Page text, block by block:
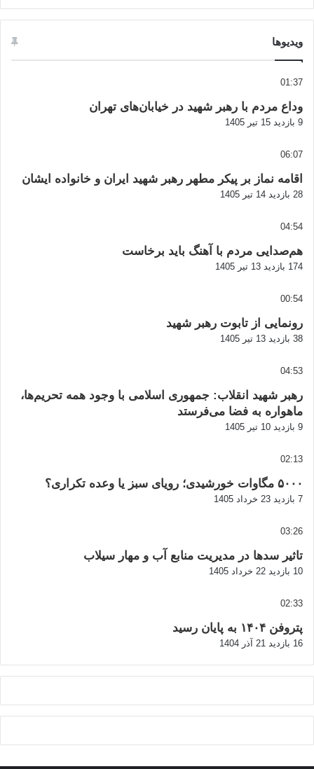
ویدیوها
01:37
وداع مردم با رهبر شهید در خیابان‌های تهران
9 بازدید 15 تیر 1405
06:07
اقامه نماز بر پیکر مطهر رهبر شهید ایران و خانواده ایشان
28 بازدید 14 تیر 1405
04:54
هم‌صدایی مردم با آهنگ باید برخاست
174 بازدید 13 تیر 1405
00:54
رونمایی از تابوت رهبر شهید
38 بازدید 13 تیر 1405
04:53
رهبر شهید انقلاب: جمهوری اسلامی با وجود همه تحریم‌ها،
ماهواره به فضا می‌فرستد
9 بازدید 10 تیر 1405
02:13
۵۰۰۰ مگاوات خورشیدی؛ رویای سبز یا وعده تکراری؟
7 بازدید 23 خرداد 1405
03:26
تاثیر سدها در مدیریت منابع آب و مهار سیلاب
10 بازدید 22 خرداد 1405
02:33
پتروفن ۱۴۰۴ به پایان رسید
16 بازدید 21 آذر 1404